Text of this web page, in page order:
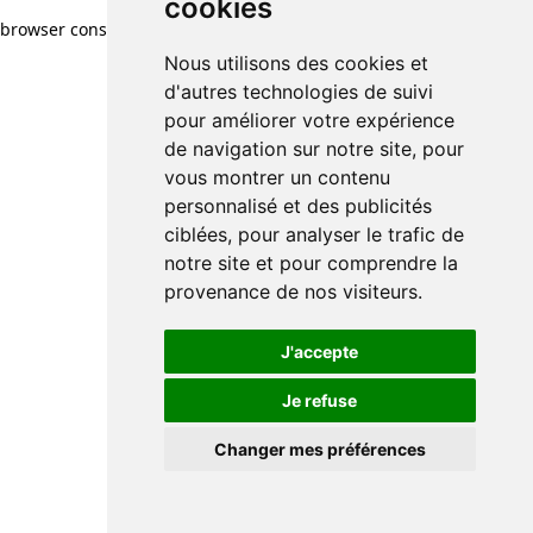
cookies
Nous utilisons des cookies et
d'autres technologies de suivi
pour améliorer votre expérience
de navigation sur notre site, pour
vous montrer un contenu
personnalisé et des publicités
ciblées, pour analyser le trafic de
notre site et pour comprendre la
provenance de nos visiteurs.
J'accepte
Je refuse
Changer mes préférences
browser console for more information)